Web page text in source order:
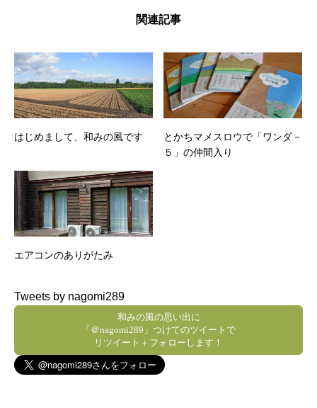
関連記事
はじめまして、和みの風です
とかちマメスロウで「ワンダ－
５」の仲間入り
エアコンのありがたみ
Tweets by nagomi289
和みの風の思い出に
「＠nagomi289」つけてのツイートで
リツイート＋フォローします！